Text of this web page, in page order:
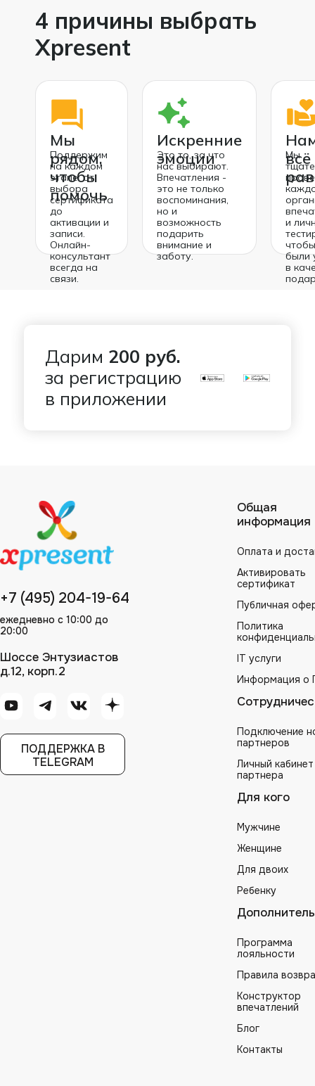
4 причины выбрать
Xpresent
Мы
рядом,
чтобы
помочь
Поддержим
на каждом
этапе: от
выбора
сертификата
до
активации и
записи.
Онлайн-
консультант
всегда на
связи.
Искренние
эмоции
Это то, за что
нас выбирают.
Впечатления -
это не только
воспоминания,
но и
возможность
подарить
внимание и
заботу.
всё
Мы
и
были
в
Дарим 200 руб.
за регистрацию
в приложении
+7 (495) 204-19-64
ежедневно с 10:00 до
20:00
Шоссе Энтузиастов
д.12, корп.2
ПОДДЕРЖКА В
TELEGRAM
Общая
информация
Оплата и
Активировать
сертификат
Публичная
Политика
IT услуги
Информация о
Подключение
партнеров
Личный кабинет
партнера
Для кого
Мужчине
Женщине
Для двоих
Ребенку
Программа
лояльности
Правила
Конструктор
впечатлений
Блог
Контакты